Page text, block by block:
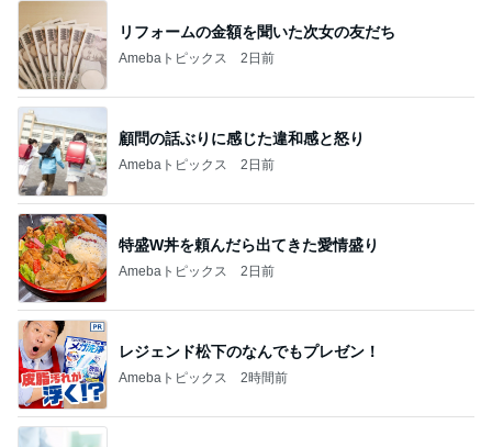
リフォームの金額を聞いた次女の友だち
Amebaトピックス 2日前
顧問の話ぶりに感じた違和感と怒り
Amebaトピックス 2日前
特盛W丼を頼んだら出てきた愛情盛り
Amebaトピックス 2日前
レジェンド松下のなんでもプレゼン！
Amebaトピックス 2時間前